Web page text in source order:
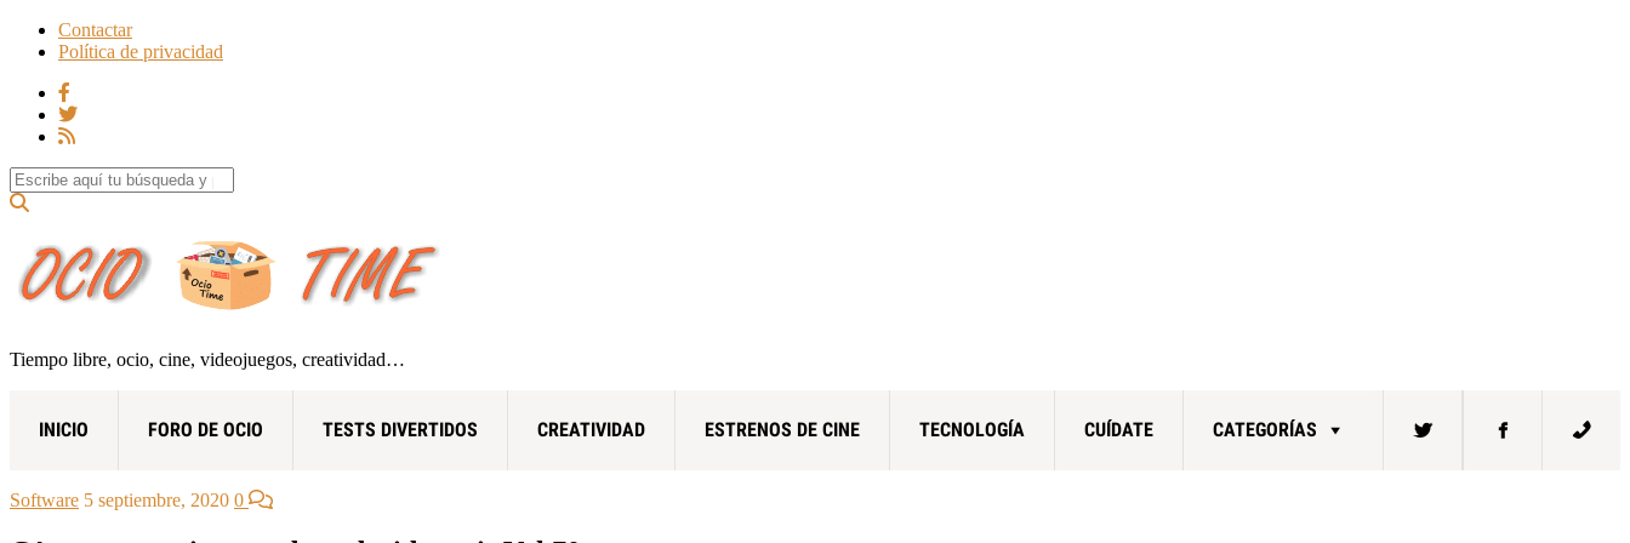
Contactar
Política de privacidad
Search for:
Tiempo libre, ocio, cine, videojuegos, creatividad…
INICIO FORO DE OCIO TESTS DIVERTIDOS CREATIVIDAD ESTRENOS DE CINE TECNOLOGÍA CUÍDATE CATEGORÍAS
Software 5 septiembre, 2020 0